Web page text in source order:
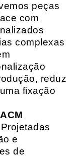
peças
com
complexas
reduz
fixação
Projetadas
e
de